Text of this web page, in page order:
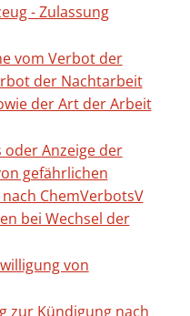
- Zulassung
vom Verbot der
der Nachtarbeit
der Art der Arbeit
Anzeige der
gefährlichen
ChemVerbotsV
bei Wechsel der
von
zur Kündigung nach